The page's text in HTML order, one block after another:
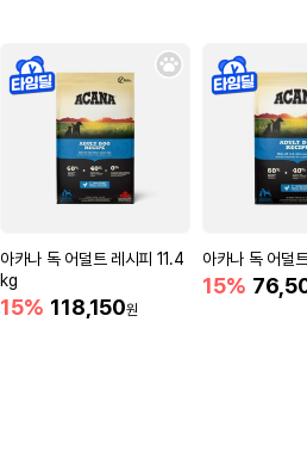
아카나 독 어덜트 레시피 11.4
kg
15% 118,150원
아카나 독 어덜
15%